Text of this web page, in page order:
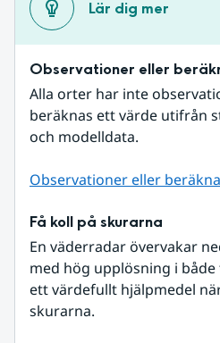
Lär dig mer
Observationer eller
Alla orter har inte
beräknas ett värde utifrån
och modelldata.
Observationer eller
Få koll på skurarna
En väderradar övervakar
med hög upplösning i
ett värdefullt hjälpmedel
skurarna.